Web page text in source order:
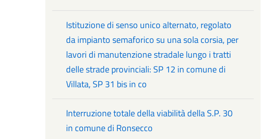
Istituzione di senso unico alternato, regolato
da impianto semaforico su una sola corsia, per
lavori di manutenzione stradale lungo i tratti
delle strade provinciali: SP 12 in comune di
Villata, SP 31 bis in co
Interruzione totale della viabilità della S.P. 30
in comune di Ronsecco